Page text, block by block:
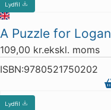
Lydfil
A Puzzle for Logan
109,00 kr.ekskl. moms
ISBN:9780521750202
Lydfil